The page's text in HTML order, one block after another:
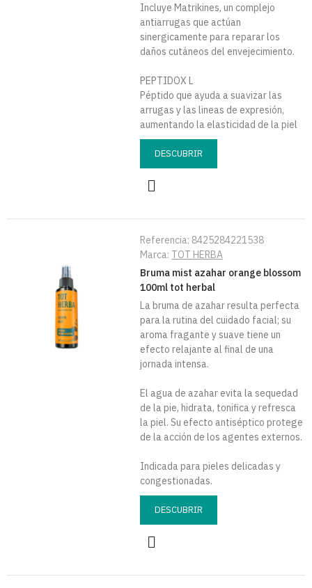
Incluye Matrikines, un complejo
antiarrugas que actúan
sinergicamente para reparar los
daños cutáneos del envejecimiento.
PEPTIDOX L
Péptido que ayuda a suavizar las
arrugas y las lineas de expresión,
aumentando la elasticidad de la piel
DESCUBRIR
Referencia: 8425284221538
Marca: TOT HERBA
Bruma mist azahar orange blossom
100ml tot herbal
La bruma de azahar resulta perfecta
para la rutina del cuidado facial; su
aroma fragante y suave tiene un
efecto relajante al final de una
jornada intensa.
El agua de azahar evita la sequedad
de la pie, hidrata, tonifica y refresca
la piel. Su efecto antiséptico protege
de la acción de los agentes externos.
Indicada para pieles delicadas y
congestionadas.
DESCUBRIR